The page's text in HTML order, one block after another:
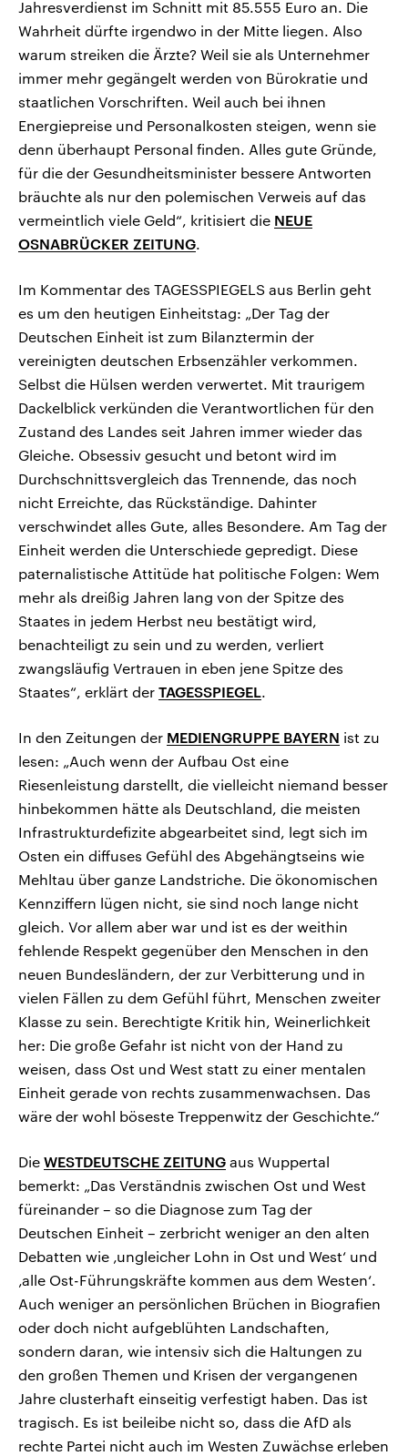
Jahresverdienst im Schnitt mit 85.555 Euro an. Die
Wahrheit dürfte irgendwo in der Mitte liegen. Also
warum streiken die Ärzte? Weil sie als Unternehmer
immer mehr gegängelt werden von Bürokratie und
staatlichen Vorschriften. Weil auch bei ihnen
Energiepreise und Personalkosten steigen, wenn sie
denn überhaupt Personal finden. Alles gute Gründe,
für die der Gesundheitsminister bessere Antworten
bräuchte als nur den polemischen Verweis auf das
vermeintlich viele Geld“, kritisiert die NEUE
OSNABRÜCKER ZEITUNG.
Im Kommentar des TAGESSPIEGELS aus Berlin geht
es um den heutigen Einheitstag: „Der Tag der
Deutschen Einheit ist zum Bilanztermin der
vereinigten deutschen Erbsenzähler verkommen.
Selbst die Hülsen werden verwertet. Mit traurigem
Dackelblick verkünden die Verantwortlichen für den
Zustand des Landes seit Jahren immer wieder das
Gleiche. Obsessiv gesucht und betont wird im
Durchschnittsvergleich das Trennende, das noch
nicht Erreichte, das Rückständige. Dahinter
verschwindet alles Gute, alles Besondere. Am Tag der
Einheit werden die Unterschiede gepredigt. Diese
paternalistische Attitüde hat politische Folgen: Wem
mehr als dreißig Jahren lang von der Spitze des
Staates in jedem Herbst neu bestätigt wird,
benachteiligt zu sein und zu werden, verliert
zwangsläufig Vertrauen in eben jene Spitze des
Staates“, erklärt der TAGESSPIEGEL.
In den Zeitungen der MEDIENGRUPPE BAYERN ist zu
lesen: „Auch wenn der Aufbau Ost eine
Riesenleistung darstellt, die vielleicht niemand besser
hinbekommen hätte als Deutschland, die meisten
Infrastrukturdefizite abgearbeitet sind, legt sich im
Osten ein diffuses Gefühl des Abgehängtseins wie
Mehltau über ganze Landstriche. Die ökonomischen
Kennziffern lügen nicht, sie sind noch lange nicht
gleich. Vor allem aber war und ist es der weithin
fehlende Respekt gegenüber den Menschen in den
neuen Bundesländern, der zur Verbitterung und in
vielen Fällen zu dem Gefühl führt, Menschen zweiter
Klasse zu sein. Berechtigte Kritik hin, Weinerlichkeit
her: Die große Gefahr ist nicht von der Hand zu
weisen, dass Ost und West statt zu einer mentalen
Einheit gerade von rechts zusammenwachsen. Das
wäre der wohl böseste Treppenwitz der Geschichte.“
Die WESTDEUTSCHE ZEITUNG aus Wuppertal
bemerkt: „Das Verständnis zwischen Ost und West
füreinander – so die Diagnose zum Tag der
Deutschen Einheit – zerbricht weniger an den alten
Debatten wie ‚ungleicher Lohn in Ost und West‘ und
‚alle Ost-Führungskräfte kommen aus dem Westen‘.
Auch weniger an persönlichen Brüchen in Biografien
oder doch nicht aufgeblühten Landschaften,
sondern daran, wie intensiv sich die Haltungen zu
den großen Themen und Krisen der vergangenen
Jahre clusterhaft einseitig verfestigt haben. Das ist
tragisch. Es ist beileibe nicht so, dass die AfD als
rechte Partei nicht auch im Westen Zuwächse erleben